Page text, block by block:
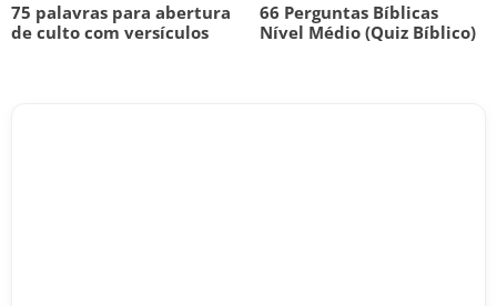
75 palavras para abertura
de culto com versículos
66 Perguntas Bíblicas
Nível Médio (Quiz Bíblico)